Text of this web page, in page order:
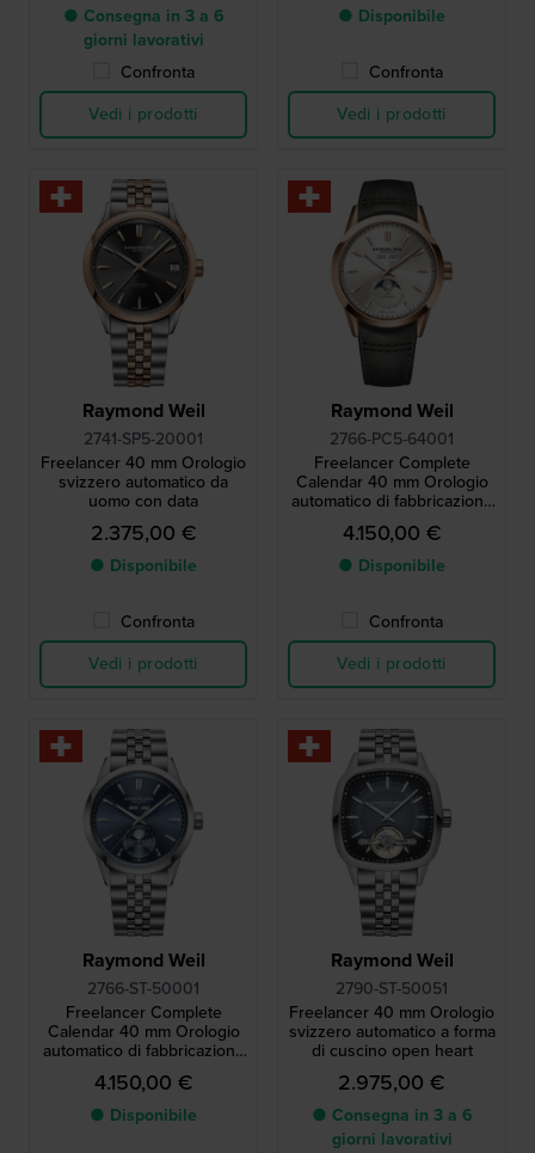
● Consegna in 3 a 6
giorni lavorativi
Confronta
Vedi i prodotti
● Disponibile
Confronta
Vedi i prodotti
Raymond Weil
2741-SP5-20001
Freelancer 40 mm Orologio
svizzero automatico da
uomo con data
2.375,00 €
● Disponibile
Confronta
Vedi i prodotti
Raymond Weil
2766-PC5-64001
Freelancer Complete
Calendar 40 mm Orologio
automatico di fabbricazione
svizzera con fasi lunari e
data completa
4.150,00 €
● Disponibile
Confronta
Vedi i prodotti
Raymond Weil
2766-ST-50001
Freelancer Complete
Calendar 40 mm Orologio
automatico di fabbricazione
svizzera con fasi lunari e
data completa
4.150,00 €
● Disponibile
Raymond Weil
2790-ST-50051
Freelancer 40 mm Orologio
svizzero automatico a forma
di cuscino open heart
2.975,00 €
● Consegna in 3 a 6
giorni lavorativi